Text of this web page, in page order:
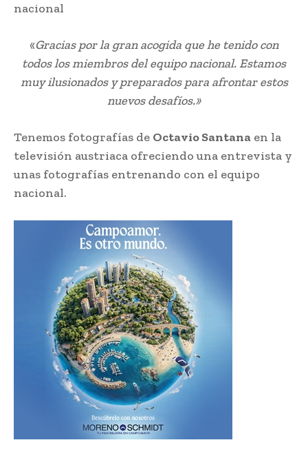
nacional
«Gracias por la gran acogida que he tenido con
todos los miembros del equipo nacional. Estamos
muy ilusionados y preparados para afrontar estos
nuevos desafíos.»
Tenemos fotografías de Octavio Santana en la
televisión austriaca ofreciendo una entrevista y
unas fotografías entrenando con el equipo
nacional.